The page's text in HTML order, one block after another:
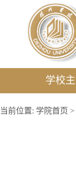
学校
当前位置: 学院首页 >